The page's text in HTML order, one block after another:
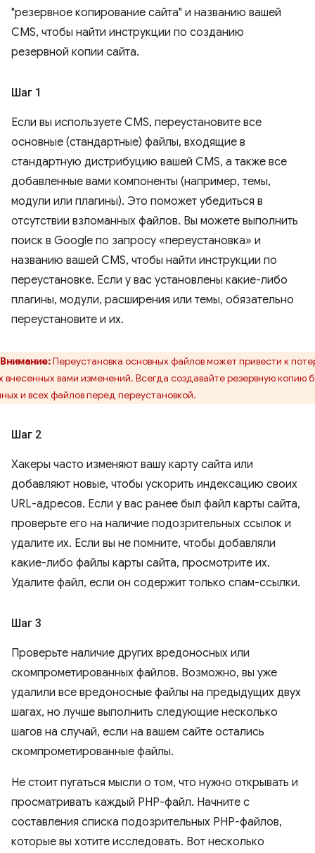
"резервное копирование сайта" и названию вашей
CMS, чтобы найти инструкции по созданию
резервной копии сайта.
Шаг 1
Если вы используете CMS, переустановите все
основные (стандартные) файлы, входящие в
стандартную дистрибуцию вашей CMS, а также все
добавленные вами компоненты (например, темы,
модули или плагины). Это поможет убедиться в
отсутствии взломанных файлов. Вы можете выполнить
поиск в Google по запросу «переустановка» и
названию вашей CMS, чтобы найти инструкции по
переустановке. Если у вас установлены какие-либо
плагины, модули, расширения или темы, обязательно
переустановите и их.
Внимание:Переустановка основных файлов может привести к
внесенных вами изменений. Всегда создавайте резервную копию
и всех файлов перед переустановкой.
Шаг 2
Хакеры часто изменяют вашу карту сайта или
добавляют новые, чтобы ускорить индексацию своих
URL-адресов. Если у вас ранее был файл карты сайта,
проверьте его на наличие подозрительных ссылок и
удалите их. Если вы не помните, чтобы добавляли
какие-либо файлы карты сайта, просмотрите их.
Удалите файл, если он содержит только спам-ссылки.
Шаг 3
Проверьте наличие других вредоносных или
скомпрометированных файлов. Возможно, вы уже
удалили все вредоносные файлы на предыдущих двух
шагах, но лучше выполнить следующие несколько
шагов на случай, если на вашем сайте остались
скомпрометированные файлы.
Не стоит пугаться мысли о том, что нужно открывать и
просматривать каждый PHP-файл. Начните с
составления списка подозрительных PHP-файлов,
которые вы хотите исследовать. Вот несколько